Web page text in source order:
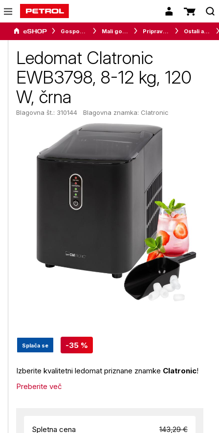
Gospodinjski aparati Mali gospodinjski aparati Priprava hrane Ostali aparati za pripravo hrane
Ledomat Clatronic
EWB3798, 8-12 kg, 120
W, črna
Blagovna št.: 310144 Blagovna znamka: Clatronic
Splača se -35 %
Izberite kvalitetni ledomat priznane znamke Clatronic!
Preberite več
Spletna cena 143,29 €